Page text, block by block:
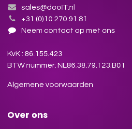
sales@dooIT.nl
+31 (0)10 270.91.81
Neem contact op met ons
KvK : 86.155.423
BTW nummer: NL86.38.79.123.B01
Algemene voorwaarden
Over ons